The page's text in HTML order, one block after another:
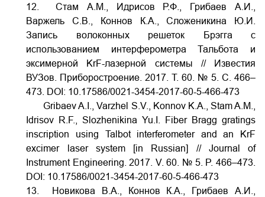
12. Стам А.М., Идрисов Р.Ф., Грибаев А.И.,
Варжель С.В., Коннов К.А., Сложеникина Ю.И.
Запись волоконных решеток Брэгга с
использованием интерферометра Тальбота и
эксимерной KrF-лазерной системы // Известия
ВУЗов. Приборостроение. 2017. Т. 60. № 5. С. 466–
473. DOI: 10.17586/0021-3454-2017-60-5-466-473
Gribaev A.I., Varzhel S.V., Konnov K.A., Stam A.M.,
Idrisov R.F., Slozhenikina Yu.I. Fiber Bragg gratings
inscription using Talbot interferometer and an KrF
excimer laser system [in Russian] // Journal of
Instrument Engineering. 2017. V. 60. № 5. P. 466–473.
DOI: 10.17586/0021-3454-2017-60-5-466-473
13. Новикова В.А., Коннов К.А., Грибаев А.И.,